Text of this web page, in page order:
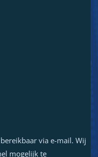
via e-mail. Wij
mogelijk te